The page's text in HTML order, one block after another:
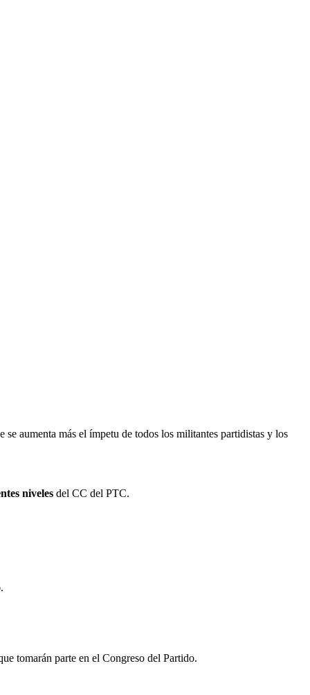
aumenta más el ímpetu de todos los militantes partidistas y los
niveles del CC del PTC.
tomarán parte en el Congreso del Partido.